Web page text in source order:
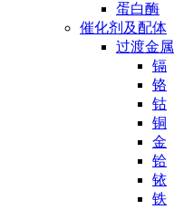
蛋白酶
催化剂及配体
过渡金属
镉
铬
钴
铜
金
铪
铱
铁